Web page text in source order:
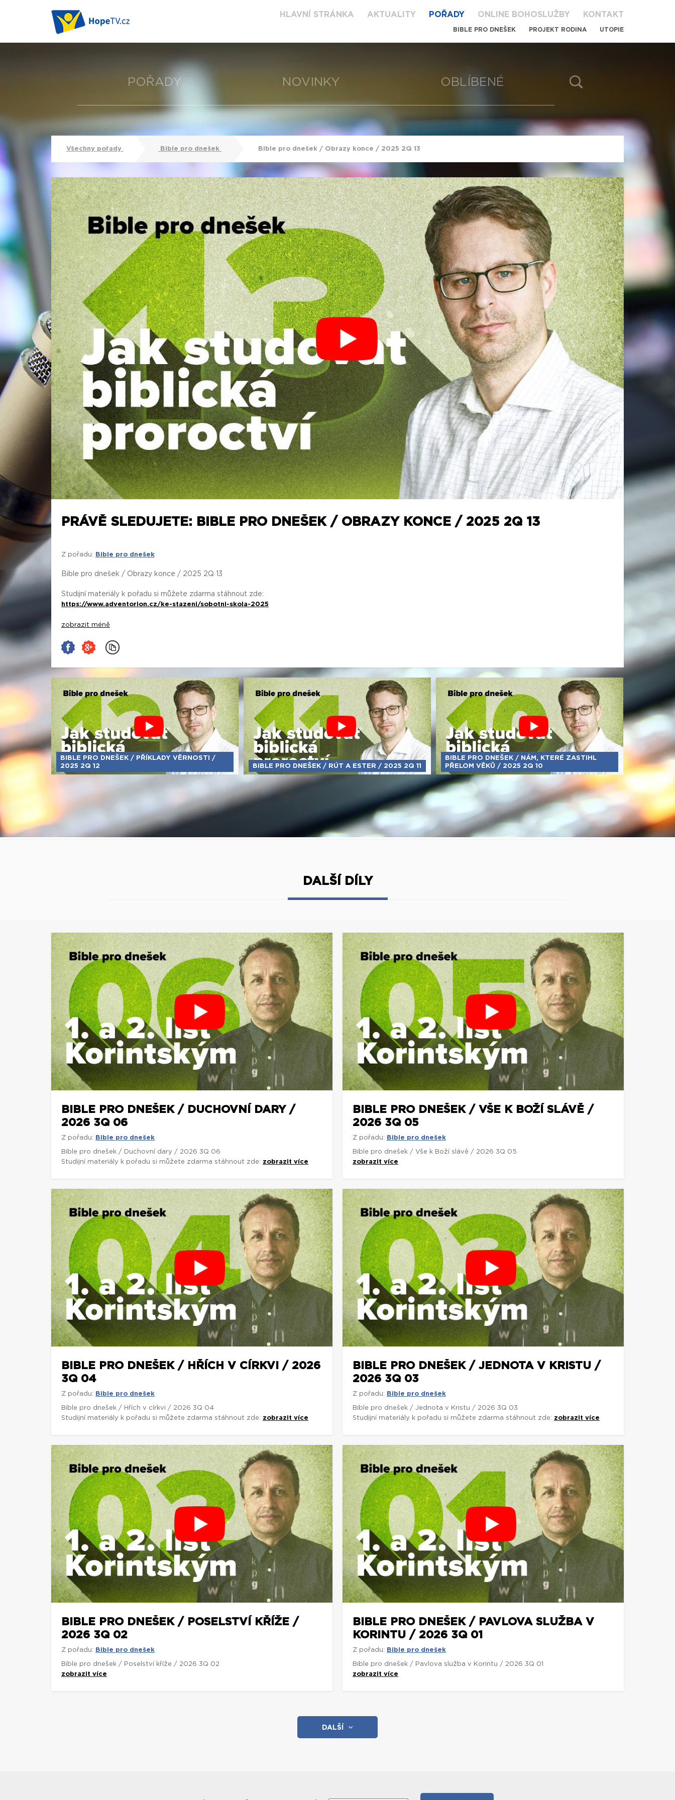
HLAVNÍ STRÁNKA AKTUALITY POŘADY ONLINE BOHOSLUŽBY KONTAKT
BIBLE PRO DNEŠEK PROJEKT RODINA UTOPIE
POŘADY NOVINKY OBLÍBENÉ
Všechny pořady Bible pro dnešek Bible pro dnešek / Obrazy konce / 2025 2Q 13
PRÁVĚ SLEDUJETE: BIBLE PRO DNEŠEK / OBRAZY KONCE / 2025 2Q 13
Z pořadu: Bible pro dnešek
Bible pro dnešek / Obrazy konce / 2025 2Q 13
Studijní materiály k pořadu si můžete zdarma stáhnout zde:
https://www.adventorion.cz/ke-stazeni/sobotni-skola-2025
zobrazit méně
BIBLE PRO DNEŠEK / PŘÍKLADY VĚRNOSTI /
2025 2Q 12
BIBLE PRO DNEŠEK / RÚT A ESTER / 2025 2Q 11
BIBLE PRO DNEŠEK / NÁM, KTERÉ ZASTIHL
PŘELOM VĚKŮ / 2025 2Q 10
DALŠÍ DÍLY
BIBLE PRO DNEŠEK / DUCHOVNÍ DARY /
2026 3Q 06
Z pořadu: Bible pro dnešek
Bible pro dnešek / Duchovní dary / 2026 3Q 06
Studijní materiály k pořadu si můžete zdarma stáhnout zde: zobrazit více
BIBLE PRO DNEŠEK / VŠE K BOŽÍ SLÁVĚ /
2026 3Q 05
Z pořadu: Bible pro dnešek
Bible pro dnešek / Vše k Boží slávě / 2026 3Q 05
zobrazit více
BIBLE PRO DNEŠEK / HŘÍCH V CÍRKVI / 2026
3Q 04
Z pořadu: Bible pro dnešek
Bible pro dnešek / Hřích v církvi / 2026 3Q 04
Studijní materiály k pořadu si můžete zdarma stáhnout zde: zobrazit více
BIBLE PRO DNEŠEK / JEDNOTA V KRISTU /
2026 3Q 03
Z pořadu: Bible pro dnešek
Bible pro dnešek / Jednota v Kristu / 2026 3Q 03
Studijní materiály k pořadu si můžete zdarma stáhnout zde: zobrazit více
BIBLE PRO DNEŠEK / POSELSTVÍ KŘÍŽE /
2026 3Q 02
Z pořadu: Bible pro dnešek
Bible pro dnešek / Poselství kříže / 2026 3Q 02
zobrazit více
BIBLE PRO DNEŠEK / PAVLOVA SLUŽBA V
KORINTU / 2026 3Q 01
Z pořadu: Bible pro dnešek
Bible pro dnešek / Pavlova služba v Korintu / 2026 3Q 01
zobrazit více
DALŠÍ